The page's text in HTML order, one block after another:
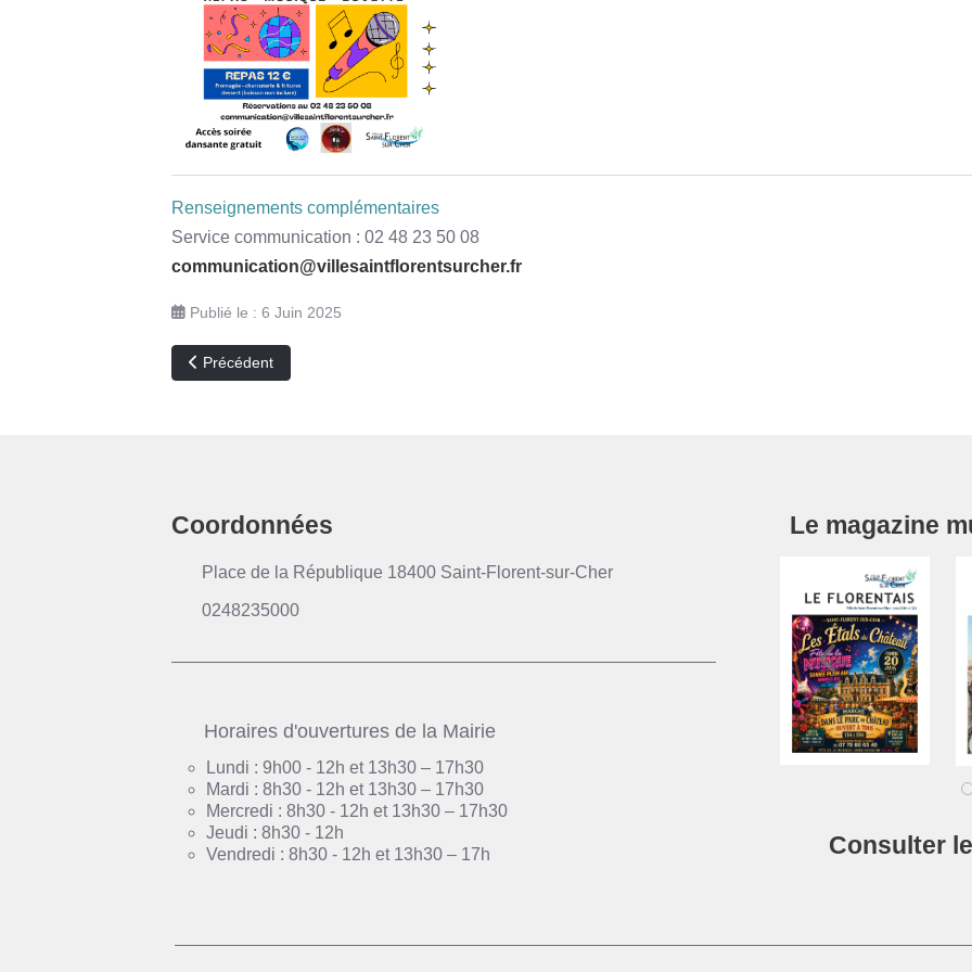
Renseignements complémentaires
Service communication : 02 48 23 50 08
communication@villesaintflorentsurcher.fr
Publié le : 6 Juin 2025
Article précédent : Pass Sport 2025
Précédent
Coordonnées
Place de la République 18400 Saint-Florent-sur-Cher
0248235000
Horaires d'ouvertures de la Mairie
Lundi : 9h00 - 12h et 13h30 – 17h30
Mardi : 8h30 - 12h et 13h30 – 17h30
Mercredi : 8h30 - 12h et 13h30 – 17h30
Jeudi : 8h30 - 12h
Vendredi : 8h30 - 12h et 13h30 – 17h
Le magazine
1
Consulter